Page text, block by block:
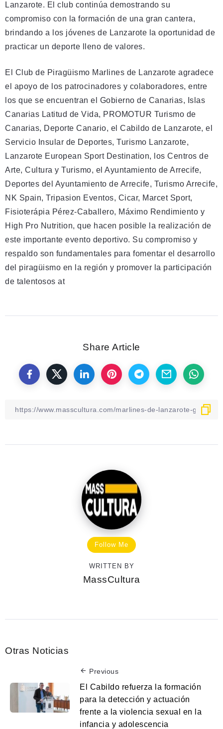
Lanzarote. El club continúa demostrando su
compromiso con la formación de una gran cantera,
brindando a los jóvenes de Lanzarote la oportunidad de
practicar un deporte lleno de valores.
El Club de Piragüismo Marlines de Lanzarote agradece
el apoyo de los patrocinadores y colaboradores, entre
los que se encuentran el Gobierno de Canarias, Islas
Canarias Latitud de Vida, PROMOTUR Turismo de
Canarias, Deporte Canario, el Cabildo de Lanzarote, el
Servicio Insular de Deportes, Turismo Lanzarote,
Lanzarote European Sport Destination, los Centros de
Arte, Cultura y Turismo, el Ayuntamiento de Arrecife,
Deportes del Ayuntamiento de Arrecife, Turismo Arrecife,
NK Spain, Tripasion Eventos, Cicar, Marcet Sport,
Fisioterápia Pérez-Caballero, Máximo Rendimiento y
High Pro Nutrition, que hacen posible la realización de
este importante evento deportivo. Su compromiso y
respaldo son fundamentales para fomentar el desarrollo
del piragüismo en la región y promover la participación
de talentosos at
Share Article
Follow Me
WRITTEN BY
MassCultura
Otras Noticias
Previous
El Cabildo refuerza la formación
para la detección y actuación
frente a la violencia sexual en la
infancia y adolescencia